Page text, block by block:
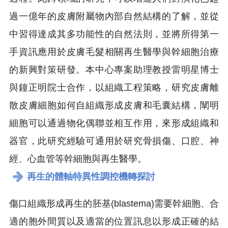
過一億年的皮膚附屬物內部自然結構的了解，並從
中習得達成其多功能性的自然法則，並將所得第一
手資訊應用於皮膚毛髮相關再生醫學與幹細胞治療
的新興對策研發。本中心專案助理教授雷明星博士
與鐘正明院士合作，以組織工程策略，研究皮膚離
散皮膚細胞如何自組織形成皮膚和毛囊結構，闡明
細胞可以通過物化偶聯並相互作用，來形成組織和
器官，此研究經驗可通用於研究骨損傷、口腔、神
經、心血管等幹細胞與再生醫學。
再生的體軸特異性調控機轉探討
傷口組織形成再生的胚基(blastema)需要幹細胞、合
適的胞外間質以及適當的位置訊息以形成正確的結